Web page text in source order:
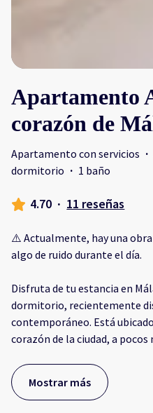
Apartamento
corazón de
Apartamento con servicios ·
dormitorio · 1 baño
4.70 · 11 reseñas
⚠️ Actualmente, hay una
algo de ruido durante el día.
Disfruta de tu estancia en
dormitorio, recientemente
contemporáneo. Está
corazón de la ciudad, a
Mostrar más